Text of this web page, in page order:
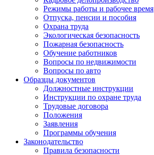
Режимы работы и рабочее время
Отпуска, пенсии и пособия
Охрана труда
Экологическая безопасность
Пожарная безопасность
Обучение работников
Вопросы по недвижимости
Вопросы по авто
Образцы документов
Должностные инструкции
Инструкции по охране труда
Трудовые договора
Положения
Заявления
Программы обучения
Законодательство
Правила безопасности